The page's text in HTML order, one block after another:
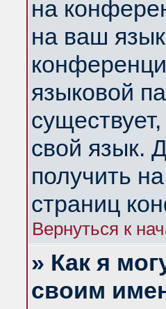
на
на ваш
языковой
свой язык.
получить
страниц
Вернуться к
» Как я
своим